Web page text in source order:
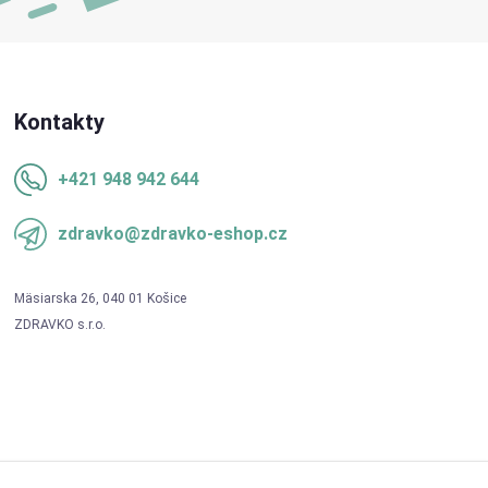
Kontakty
+421 948 942 644
zdravko@zdravko-eshop.cz